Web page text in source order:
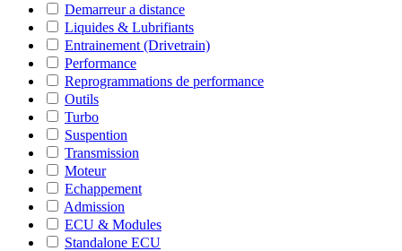
Demarreur a distance
Liquides & Lubrifiants
Entrainement (Drivetrain)
Performance
Reprogrammations de performance
Outils
Turbo
Suspention
Transmission
Moteur
Echappement
Admission
ECU & Modules
Standalone ECU